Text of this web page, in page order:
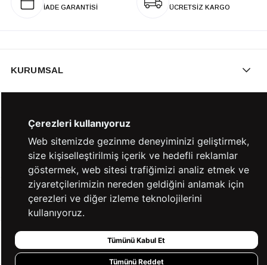
İADE GARANTİSİ
ÜCRETSİZ KARGO
KURUMSAL
YARDIM
BİZE ULAŞIN
HIZLI ERİŞİM
Çerezleri kullanıyoruz
Web sitemizde gezinme deneyiminizi geliştirmek,
size kişiselleştirilmiş içerik ve hedefli reklamlar
göstermek, web sitesi trafiğimizi analiz etmek ve
ziyaretçilerimizin nereden geldiğini anlamak için
çerezleri ve diğer izleme teknolojilerini
kullanıyoruz.
Tümünü Kabul Et
Tümünü Reddet